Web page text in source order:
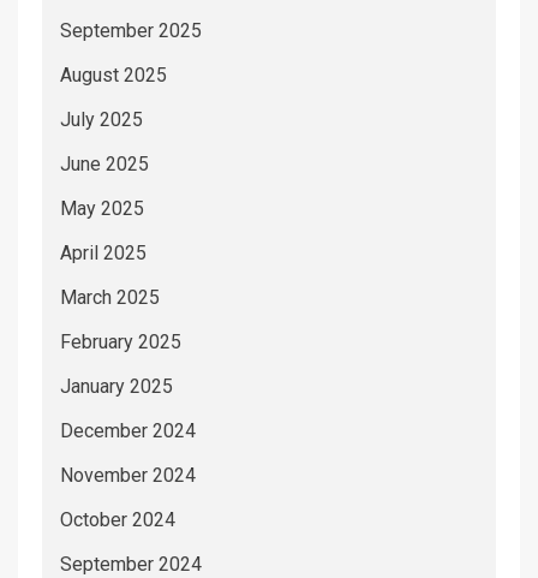
September 2025
August 2025
July 2025
June 2025
May 2025
April 2025
March 2025
February 2025
January 2025
December 2024
November 2024
October 2024
September 2024